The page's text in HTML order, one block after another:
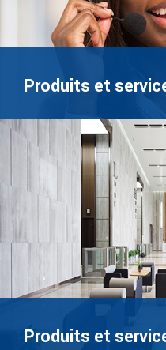
Produits et
Produits et